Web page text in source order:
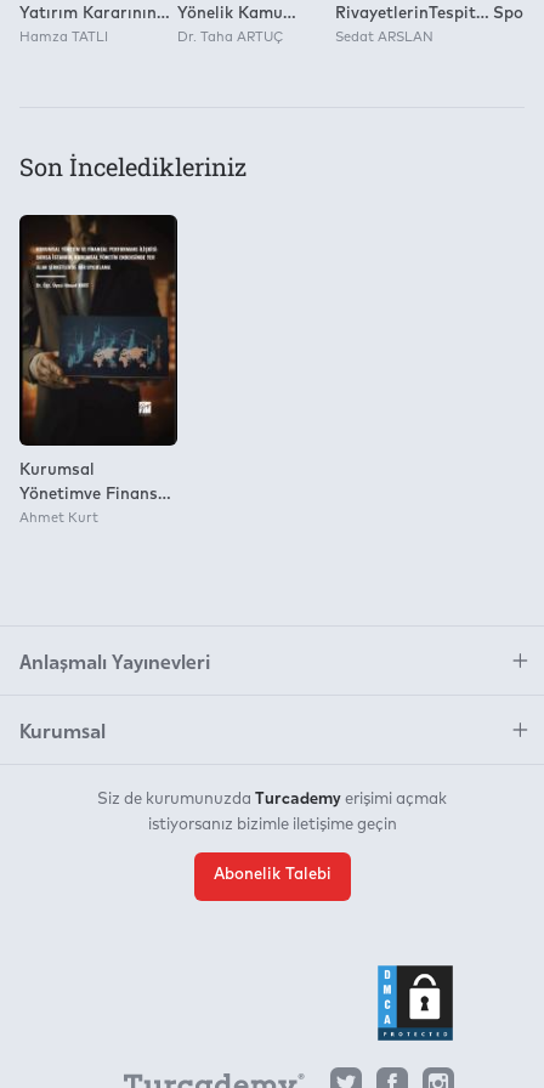
Yatırım Kararının
Swot Analizi İle
Hamza TATLI
Yönelik Kamu
Politikaları: Teori,
Dr. Taha ARTUÇ
RivayetlerinTespiti
ve
Sedat ARSLAN
Son İnceledikleriniz
Kurumsal
Yönetimve Finansal
Performans İlişkisi
Ahmet Kurt
Anlaşmalı Yayınevleri
Kurumsal
Siz de kurumunuzda Turcademy erişimi açmak
istiyorsanız bizimle iletişime geçin
Abonelik Talebi